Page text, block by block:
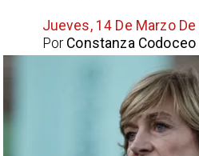
Jueves, 14 De Marzo
Constanza Codoceo
Por